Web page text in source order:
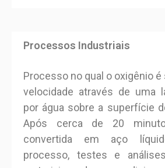
Processos Industriais
Processo no qual o oxigênio é
velocidade através de uma
por água sobre a superfície
Após cerca de 20
convertida em aço
processo, testes e